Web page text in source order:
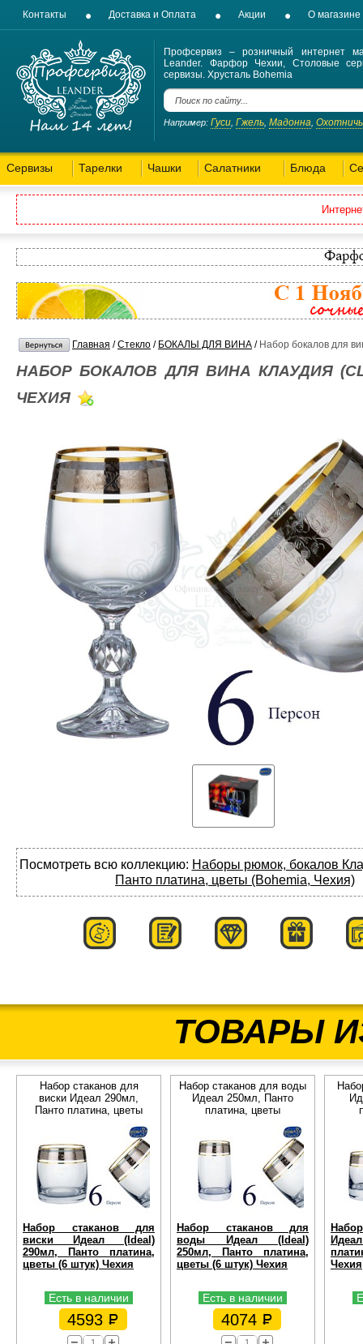
Контакты Доставка и Оплата Акции О магазине
Профсервиз – розничный интернет
Leander. Фарфор Чехии, Столовые
сервизы. Хрусталь Bohemia
Например: Гуси Гжель Мадонна
Сервизы Тарелки Чашки Салатники Блюда
Главная /Стекло / БОКАЛЫ ДЛЯ ВИНА / Набор бокалов для
НАБОР БОКАЛОВ ДЛЯ ВИНА КЛАУДИЯ
ЧЕХИЯ
Посмотреть всю коллекцию: Наборы рюмок, бокалов
Панто платина, цветы (Bohemia, Чехия)
ТОВАРЫ
Набор стаканов для
виски Идеал 290мл,
Панто платина, цветы
Набор стаканов для
виски Идеал (Ideal)
290мл, Панто платина,
цветы (6 штук) Чехия
Есть в наличии
4593
Набор стаканов для воды
Идеал 250мл, Панто
платина, цветы
Набор стаканов для
воды Идеал (Ideal)
250мл, Панто платина,
цветы (6 штук) Чехия
Есть в наличии
4074
Чехия